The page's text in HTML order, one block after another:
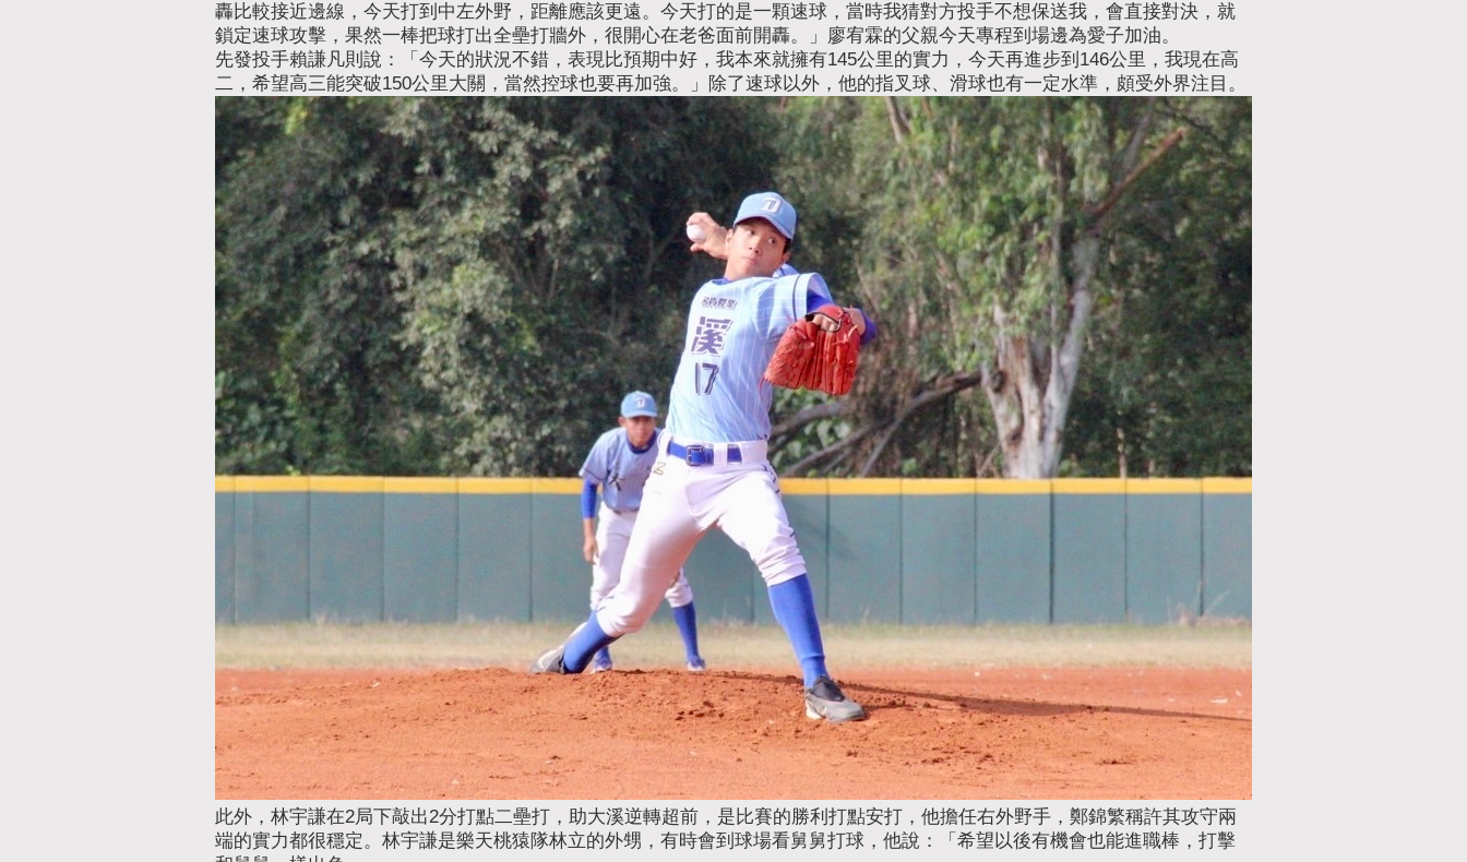
轟比較接近邊線，今天打到中左外野，距離應該更遠。今天打的是一顆速球，當時我猜對方投手不想保送我，會直接對決，就
鎖定速球攻擊，果然一棒把球打出全壘打牆外，很開心在老爸面前開轟。」廖宥霖的父親今天專程到場邊為愛子加油。
先發投手賴謙凡則說：「今天的狀況不錯，表現比預期中好，我本來就擁有145公里的實力，今天再進步到146公里，我現在高
二，希望高三能突破150公里大關，當然控球也要再加強。」除了速球以外，他的指叉球、滑球也有一定水準，頗受外界注目。
此外，林宇謙在2局下敲出2分打點二壘打，助大溪逆轉超前，是比賽的勝利打點安打，他擔任右外野手，鄭錦繁稱許其攻守兩
端的實力都很穩定。林宇謙是樂天桃猿隊林立的外甥，有時會到球場看舅舅打球，他說：「希望以後有機會也能進職棒，打擊